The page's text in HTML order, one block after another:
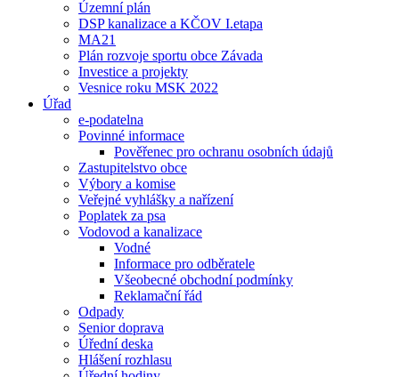
Územní plán
DSP kanalizace a KČOV I.etapa
MA21
Plán rozvoje sportu obce Závada
Investice a projekty
Vesnice roku MSK 2022
Úřad
e-podatelna
Povinné informace
Pověřenec pro ochranu osobních údajů
Zastupitelstvo obce
Výbory a komise
Veřejné vyhlášky a nařízení
Poplatek za psa
Vodovod a kanalizace
Vodné
Informace pro odběratele
Všeobecné obchodní podmínky
Reklamační řád
Odpady
Senior doprava
Úřední deska
Hlášení rozhlasu